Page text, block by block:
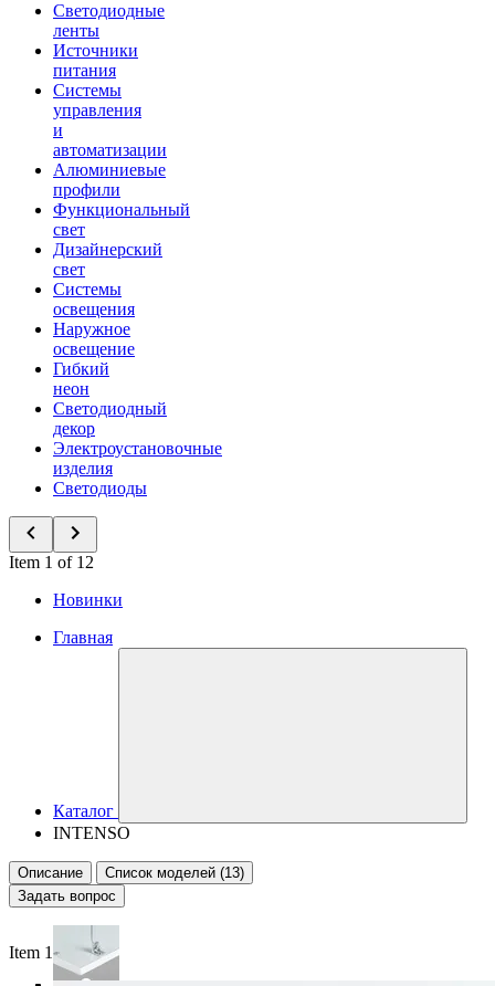
Светодиодные
ленты
Источники
питания
Системы
управления
и
автоматизации
Алюминиевые
профили
Функциональный
свет
Дизайнерский
свет
Системы
освещения
Наружное
освещение
Гибкий
неон
Светодиодный
декор
Электроустановочные
изделия
Светодиоды
Item 1 of 12
Новинки
Главная
Каталог
INTENSO
Описание
Список моделей (13)
Задать вопрос
Item 1 of 6